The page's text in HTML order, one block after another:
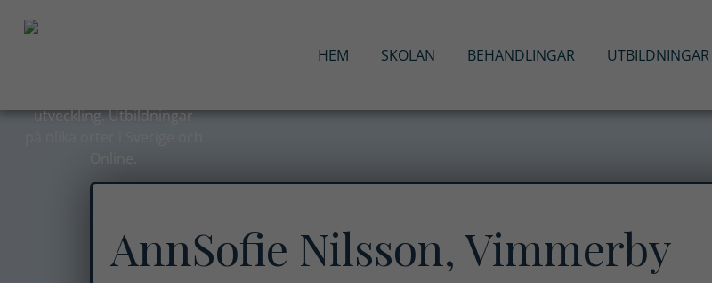
HEM SKOLAN BEHANDLINGAR UTBILDNINGAR
AnnSofie Nilsson, Vimmerby